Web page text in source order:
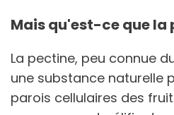
Mais qu'est-ce que la
La pectine, peu connue
une substance naturelle
parois cellulaires des